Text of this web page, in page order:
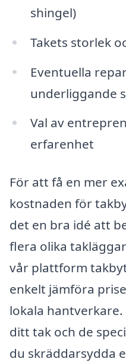
shingel)
Takets storlek
Eventuella
underliggande
Val av
erfarenhet
För att få en mer
kostnaden för
det en bra idé att
flera olika
vår plattform
enkelt jämföra
lokala
ditt tak och de
du skräddarsydda